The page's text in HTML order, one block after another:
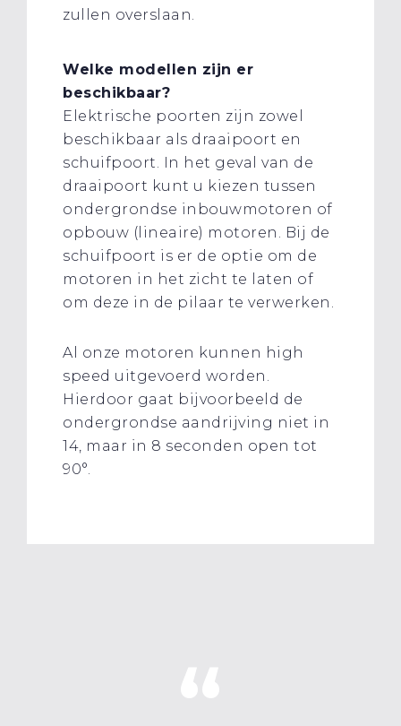
zullen overslaan.
Welke modellen zijn er
beschikbaar?
Elektrische poorten zijn zowel
beschikbaar als draaipoort en
schuifpoort. In het geval van de
draaipoort kunt u kiezen tussen
ondergrondse inbouwmotoren of
opbouw (lineaire) motoren. Bij de
schuifpoort is er de optie om de
motoren in het zicht te laten of
om deze in de pilaar te verwerken.
Al onze motoren kunnen high
speed uitgevoerd worden.
Hierdoor gaat bijvoorbeeld de
ondergrondse aandrijving niet in
14, maar in 8 seconden open tot
90°.